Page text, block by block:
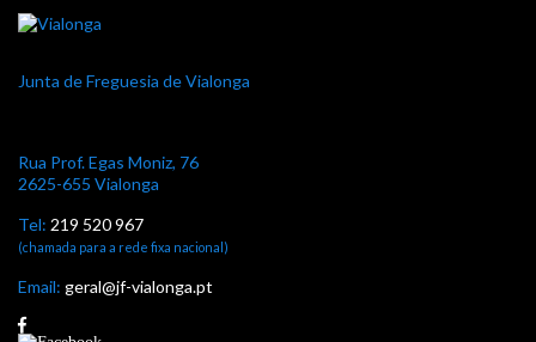
Junta de Freguesia de Vialonga
Rua Prof. Egas Moniz, 76
2625-655 Vialonga
Tel: 219 520 967
(chamada para a rede fixa nacional)
Email: geral@jf-vialonga.pt